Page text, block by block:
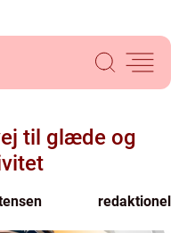
til glæde og
redaktionel